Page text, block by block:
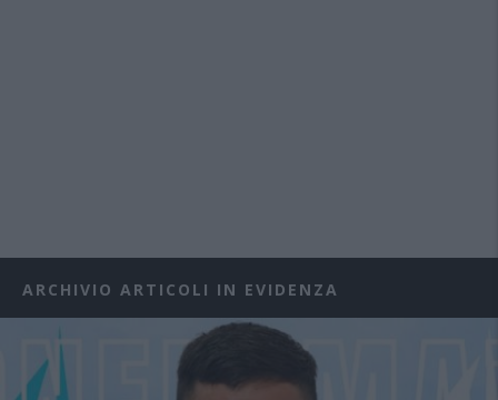
ARCHIVIO ARTICOLI IN EVIDENZA